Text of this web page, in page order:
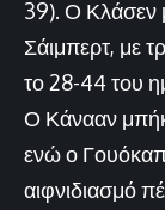
39). Ο Κλάσεν
Σάιμπερτ, με
το 28-44 του
Ο Κάνααν
ενώ ο
αιφνιδιασμό